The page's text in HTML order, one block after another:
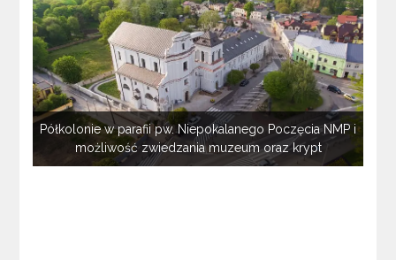
Półkolonie w parafii pw. Niepokalanego Poczęcia NMP i
możliwość zwiedzania muzeum oraz krypt